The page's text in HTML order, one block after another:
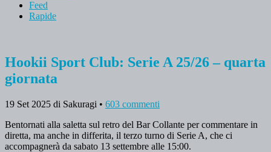
Feed
Rapide
Hookii Sport Club: Serie A 25/26 – quarta
giornata
19 Set 2025 di Sakuragi • 603 commenti
Bentornati alla saletta sul retro del Bar Collante per commentare in
diretta, ma anche in differita, il terzo turno di Serie A, che ci
accompagnerà da sabato 13 settembre alle 15:00.